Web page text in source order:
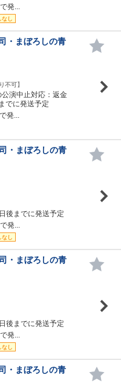
発...
なし
・まぼろしの青
不可】
演中止対応：返金
でに発送予定
発...
・まぼろしの青
後までに発送予定
発...
なし
・まぼろしの青
後までに発送予定
発...
なし
・まぼろしの青